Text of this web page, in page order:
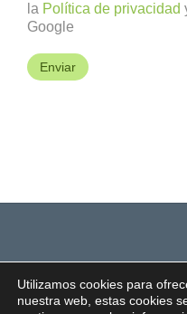
la Política de privacidad
Google
Utilizamos cookies para
nuestra web, estas cookies